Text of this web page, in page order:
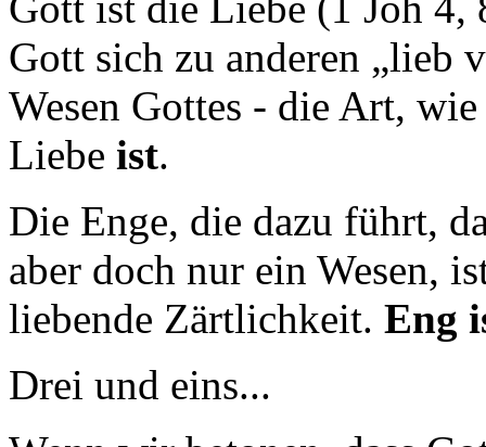
Gott sich zu anderen „lieb
Wesen Gottes - die Art,
Liebe ist.
Die Enge, die dazu führt,
aber doch nur ein Wesen,
liebende Zärtlichkeit. Eng
Drei und eins...